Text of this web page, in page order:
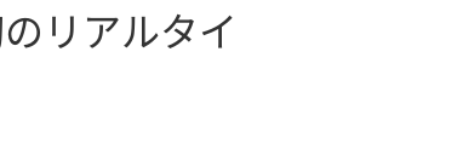
リアルタイ